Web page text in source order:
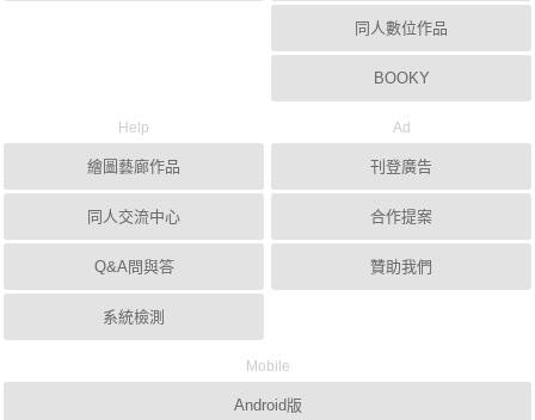
同人數位作品
BOOKY
Help
繪圖藝廊作品
同人交流中心
Q&A問與答
系統檢測
Ad
刊登廣告
合作提案
贊助我們
Mobile
Android版